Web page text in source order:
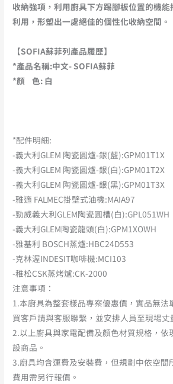
收納強項，利用廚具下方踢腳板位置的機
利用，形塑出一處絕佳的個性化收納空間。
【SOFIA蘇菲列產品履歷】
*產品名稱:中文- SOFIA蘇菲
*顏 色: 白
*配件明細:
-義大利GLEM 陶瓷圓爐-銀(藍):GPM01T1X
-義大利GLEM 陶瓷圓爐-銀(白):GPM01T2X
-義大利GLEM 陶瓷圓爐-銀(黑):GPM01T3X
-雅適 FALMEC掛壁式油機:MAIA97
-勁威義大利GLEM陶瓷圓槽(白):GPL051WH
-義大利GLEM陶瓷龍頭(白):GPM1XOWH
-雅基利 BOSCH蒸爐:HBC24D553
-克林渥INDESIT咖啡機:MCI103
-稚松CSK蒸烤爐:CK-2000
注意事項：
1.本廚具為整套樣品專案優惠價，實品無法
買客戶請與客服聯繫，並安排人員至現場丈
2.以上廚具與家電配備及顏色材質規格，依
設商品。
3.廚具均含運費及安裝費，但規劃中依空間
費用需另行報價。